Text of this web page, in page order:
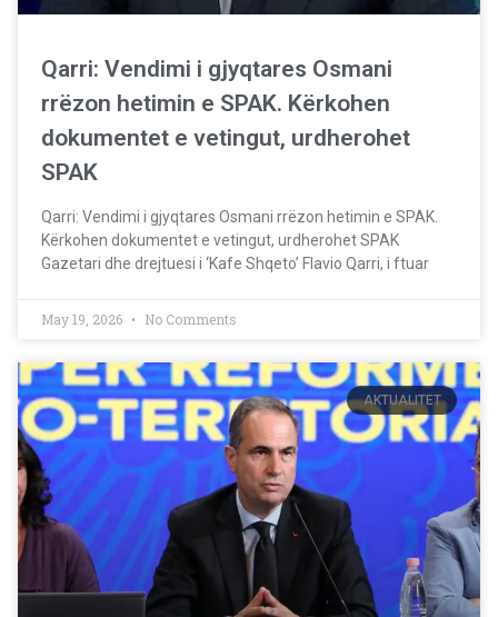
Qarri: Vendimi i gjyqtares Osmani
rrëzon hetimin e SPAK. Kërkohen
dokumentet e vetingut, urdherohet
SPAK
Qarri: Vendimi i gjyqtares Osmani rrëzon hetimin e SPAK.
Kërkohen dokumentet e vetingut, urdherohet SPAK
Gazetari dhe drejtuesi i ‘Kafe Shqeto’ Flavio Qarri, i ftuar
May 19, 2026 No Comments
AKTUALITET